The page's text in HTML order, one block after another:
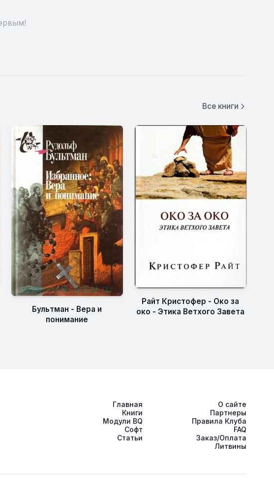
Все книги
Бультман - Вера и
понимание
Райт Кристофер - Око за
око - Этика Ветхого Завета
Главная
Книги
Модули BQ
Софт
Статьи
О сайте
Партнеры
Правила Клуба
FAQ
Заказ/Оплата
Литвины